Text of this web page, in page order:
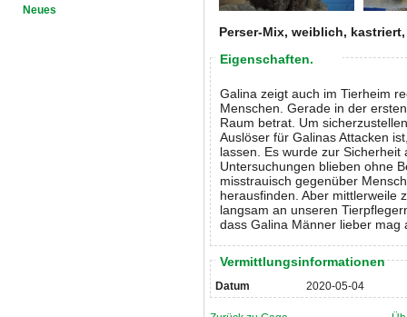
Neues
Perser-Mix, weiblich,
Eigenschaften.
Galina zeigt auch im Tierheim
Menschen. Gerade in der
Raum betrat. Um
Auslöser für Galinas Attacken
lassen. Es wurde zur
Untersuchungen blieben ohne
misstrauisch gegenüber
herausfinden. Aber mittlerweile
langsam an unseren
dass Galina Männer lieber mag
Vermittlungsinformationen
Datum 2020-05-04